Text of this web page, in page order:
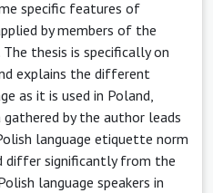
specific features of
by members of the
thesis is specifically on
explains the different
as it is used in Poland,
by the author leads
language etiquette norm
differ significantly from the
language speakers in